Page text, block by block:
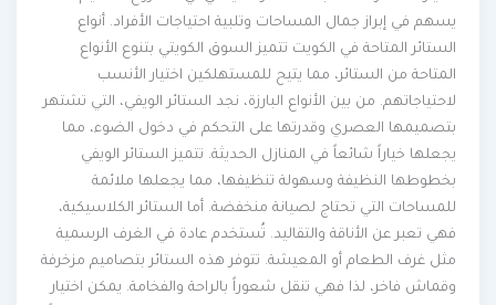
يسهم في إبراز جمال المساحات وتلبية احتياجات الأفراد. أنواع
الستائر المتاحة في الكويت تتميز السوق الكويتي بتنوع الأنواع
المتاحة من الستائر، مما يتيح للمستهلكين اختيار الأنسب
لاحتياجاتهم. من بين الأنواع البارزة، نجد الستائر الويفي، التي تشتهر
بتصميمها العصري وقدرتها على التحكم في دخول الضوء، مما
يجعلها خياراً شائعاً في المنازل الحديثة. تتميز الستائر الويفي
بخطوطها النظيفة وسهولة تنظيفها، مما يجعلها ملائمة
للمساحات التي تحتاج لصيانة منخفضة. أما الستائر الكلاسيكية،
فهي تعبر عن الأناقة والتقاليد. تُستخدم عادة في الغرف الرسمية
مثل غرف الطعام أو المعيشة. تتوفر هذه الستائر بتصاميم مزخرفة
وقماش فاخر، لذا فهي تنقل شعوراً بالراحة والفخامة. يمكن اختيار